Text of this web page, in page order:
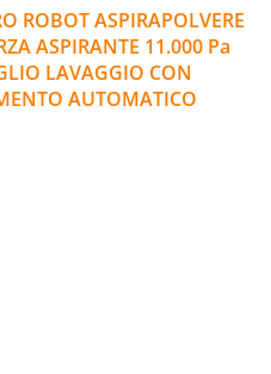
ROBOT ASPIRAPOLVERE
ASPIRANTE 11.000 Pa
LAVAGGIO CON
AUTOMATICO